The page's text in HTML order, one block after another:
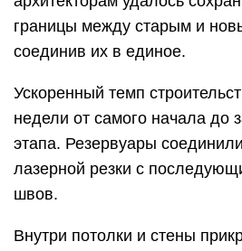
границы между старым и
соединив их в единое.
Ускоренный темп
недели от самого начала до
этапа. Резервуары
лазерной резки с
швов.
Внутри потолки и стены